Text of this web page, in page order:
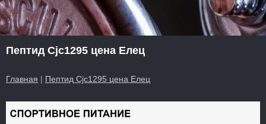
Пептид Cjc1295 цена Елец
Главная | Пептид Cjc1295 цена Елец